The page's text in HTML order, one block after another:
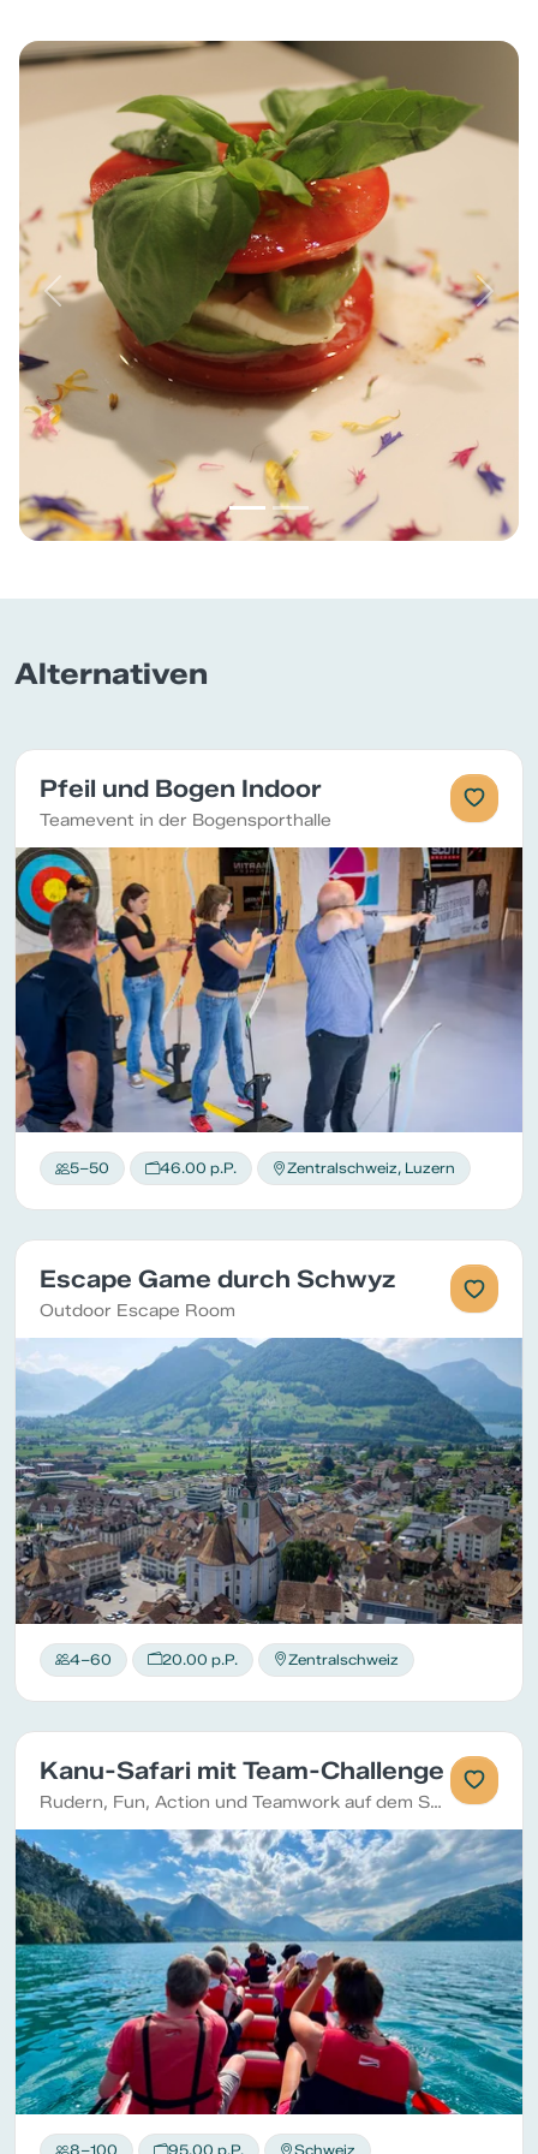
Previous Next
Alternativen
Pfeil und Bogen Indoor
Teamevent in der Bogensporthalle
5–50 46.00 p.P. Zentralschweiz, Luzern
Escape Game durch Schwyz
Outdoor Escape Room
4–60 20.00 p.P. Zentralschweiz
Kanu-Safari mit Team-Challenge
Rudern, Fun, Action und Teamwork auf dem See
8–100 95.00 p.P. Schweiz